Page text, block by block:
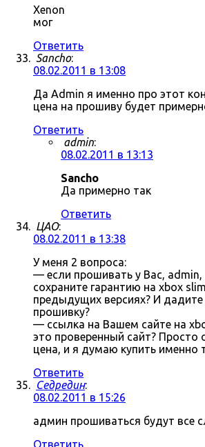
Xenon
мог
Ответить
Sancho:
08.02.2011 в 13:08
Да Admin я именно про этот
цена на прошиву будет
Ответить
admin:
08.02.2011 в 13:13
Sancho
Да примерно так
Ответить
ЦАО:
08.02.2011 в 13:38
У меня 2 вопроса:
— если прошивать у Вас,
сохраните гарантию на xbox
предыдущих версиях? И
прошивку?
— ссылка на Вашем сайте на
это проверенный сайт? Просто
цена, и я думаю купить
Ответить
Седредин:
08.02.2011 в 15:26
админ прошиваться будут все
Ответить